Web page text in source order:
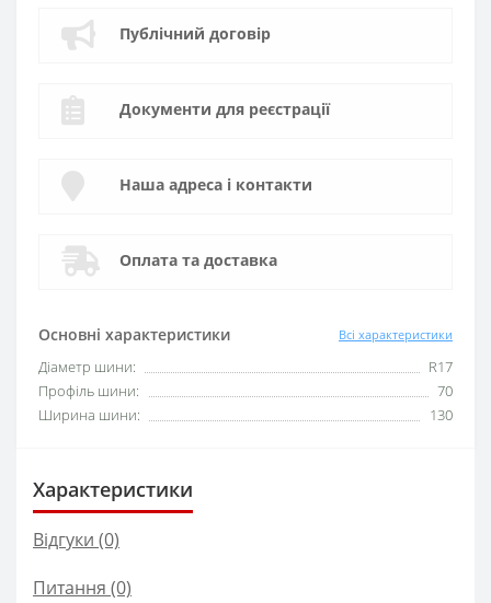
Основні характеристики Всі характеристики
Діаметр шини:
R17
Профіль шини:
70
Ширина шини:
130
Публічний договір
Документи для реєстрації
Наша адреса і контакти
Оплата та доставка
Характеристики
Відгуки (0)
Питання (0)